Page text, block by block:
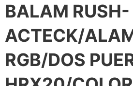
BALAM RUSH-
ACTECK/
RGB/DOS